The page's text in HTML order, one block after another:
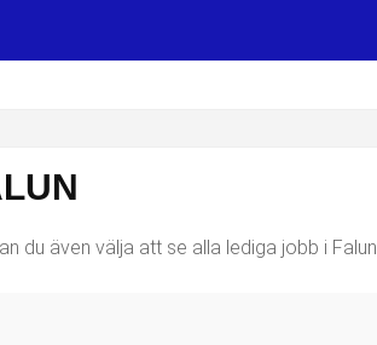
du även välja att se alla lediga jobb i Falun